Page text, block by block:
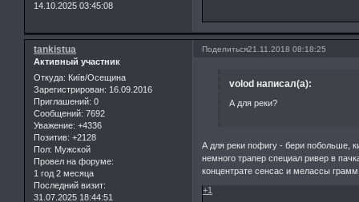
14.10.2025 03:45:08
Поделиться21.11.2018 08:18:25
tankistua
Активный участник
Откуда: Київ/Осещина
Зарегистрирован: 16.09.2016
Приглашений: 0
Сообщений: 7692
Уважение: +4336
Позитив: +2128
Пол: Мужской
Провел на форуме:
1 год 2 месяца
Последний визит:
31.07.2025 18:44:51
volod написал(а):
А для реки?
А для реки пофигу - бери побольше,
немного трапер специал ривер в
концентрате сенсас и мелассы
+1